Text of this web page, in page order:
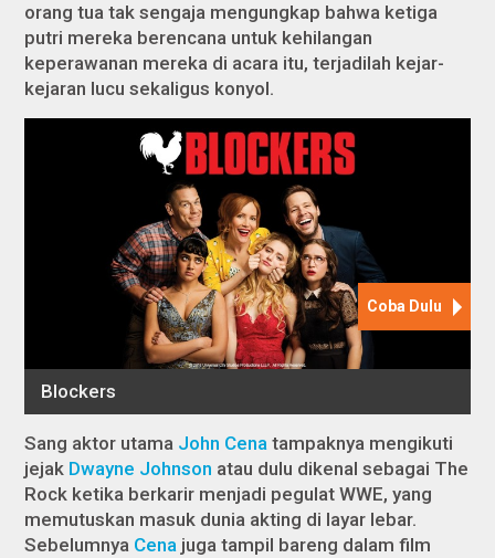
orang tua tak sengaja mengungkap bahwa ketiga
putri mereka berencana untuk kehilangan
keperawanan mereka di acara itu, terjadilah kejar-
kejaran lucu sekaligus konyol.
Sang aktor utama John Cena tampaknya mengikuti
jejak Dwayne Johnson atau dulu dikenal sebagai The
Rock ketika berkarir menjadi pegulat WWE, yang
memutuskan masuk dunia akting di layar lebar.
Sebelumnya Cena juga tampil bareng dalam film